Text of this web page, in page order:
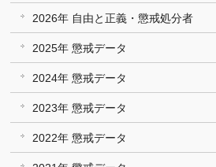
2026年 自由と正義・懲戒処分者
2025年 懲戒データ
2024年 懲戒データ
2023年 懲戒データ
2022年 懲戒データ